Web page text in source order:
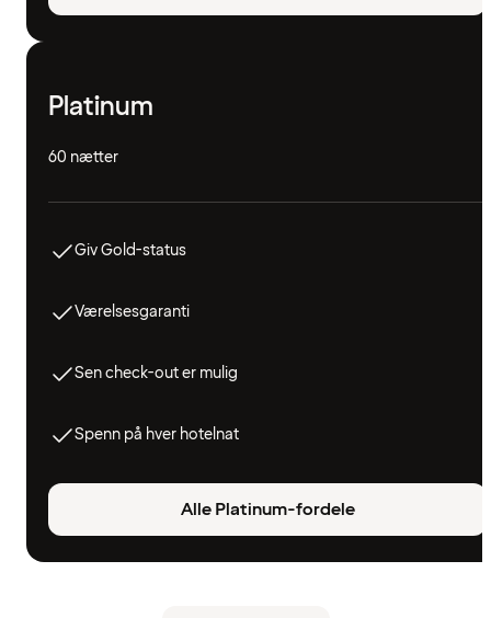
Platinum
60 nætter
Giv Gold-status
Værelsesgaranti
Sen check-out er mulig
Spenn på hver hotelnat
Alle Platinum-fordele